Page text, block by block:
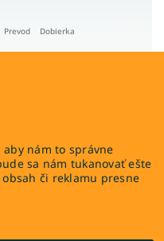
nám to správne
sa nám tukanovať ešte
či reklamu presne
Prevod Dobierka